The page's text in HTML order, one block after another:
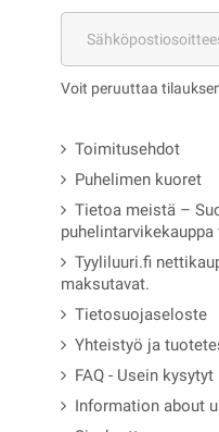
Voit peruuttaa
Toimitusehdot
Puhelimen kuoret
Tietoa meistä –
puhelintarvikekauppa
Tyyliluuri.fi
maksutavat.
Tietosuojaseloste
Yhteistyö ja
FAQ - Usein
Information about